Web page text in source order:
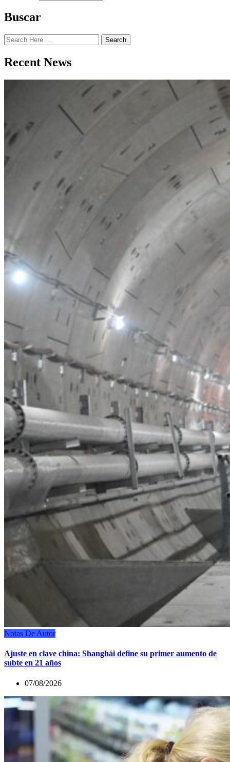
Buscar
Search
Recent News
Notas De Autor
Ajuste en clave china: Shanghái define su primer aumento de
subte en 21 años
07/08/2026